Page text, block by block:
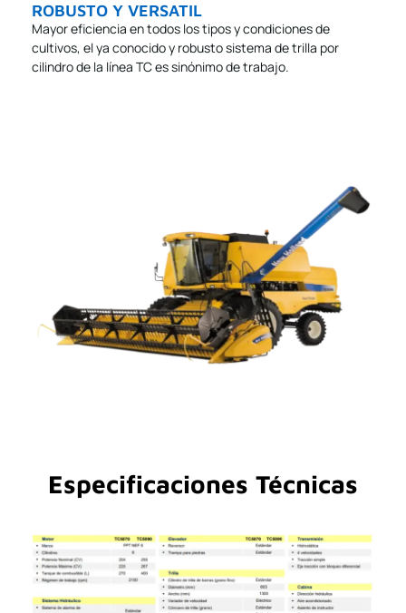
ROBUSTO Y VERSATIL
Mayor eficiencia en todos los tipos y condiciones de
cultivos, el ya conocido y robusto sistema de trilla por
cilindro de la línea TC es sinónimo de trabajo.
Especificaciones Técnicas